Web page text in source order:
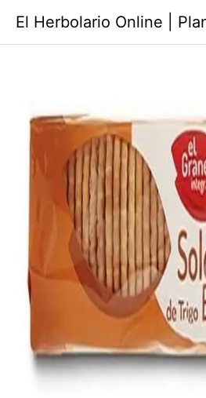
contenido
El Herbolario Online |